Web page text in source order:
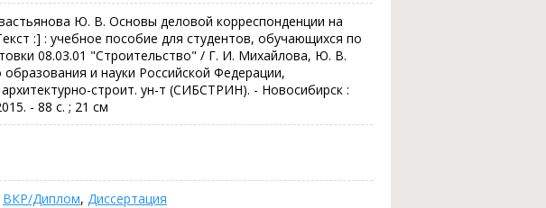
Ю. В. Основы деловой корреспонденции на
:] : учебное пособие для студентов, обучающихся по
08.03.01 "Строительство" / Г. И. Михайлова, Ю. В.
и науки Российской Федерации,
строит. ун-т (СИБСТРИН). - Новосибирск :
- 88 с. ; 21 см
ВКР/Диплом, Диссертация